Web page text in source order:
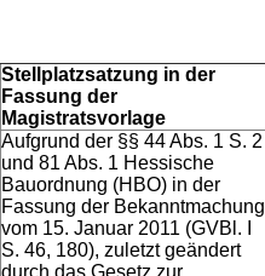
Stellplatzsatzung in der
Fassung der
Magistratsvorlage
Aufgrund der §§ 44 Abs. 1 S. 2
und 81 Abs. 1 Hessische
Bauordnung (HBO) in der
Fassung der Bekanntmachung
vom 15. Januar 2011 (GVBl. I
S. 46, 180), zuletzt geändert
durch das Gesetz zur